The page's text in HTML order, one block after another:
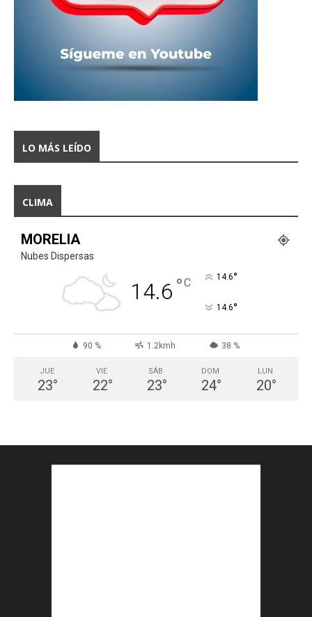
LO MÁS LEÍDO
CLIMA
MORELIA
Nubes Dispersas
14.6 °C 14.6°
14.6°
90 % 1.2kmh 38 %
JUE
23°
VIE
22°
SÁB
23°
DOM
24°
LUN
20°